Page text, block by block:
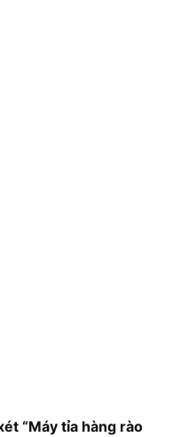
“Máy tỉa hàng rào